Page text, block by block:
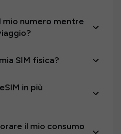
mio numero mentre
SIM fisica?
in più
il mio consumo